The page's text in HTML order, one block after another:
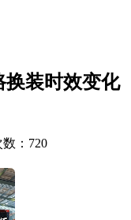
换装时效变化
： 720